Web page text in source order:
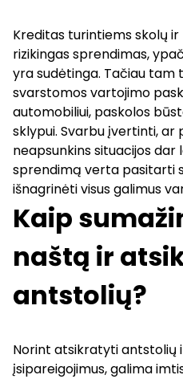
Kreditas turintiems skolų
rizikingas sprendimas,
yra sudėtinga. Tačiau tam
svarstomosvartojimo
automobiliui, paskolos
sklypui. Svarbu įvertinti, ar
neapsunkins situacijos dar
sprendimą verta pasitarti
išnagrinėti visus galimus
Kaip
naštą ir
antstolių?
Norint atsikratyti antstolių
įsipareigojimus, galima